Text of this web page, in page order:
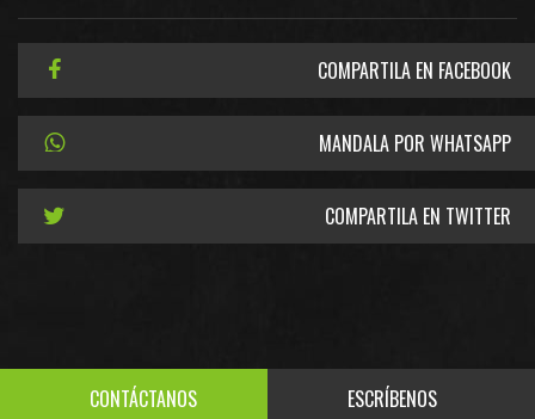
COMPARTILA EN FACEBOOK
MANDALA POR WHATSAPP
COMPARTILA EN TWITTER
CONTÁCTANOS ESCRÍBENOS